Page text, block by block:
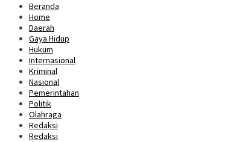
Beranda
Home
Daerah
Gaya Hidup
Hukum
Internasional
Kriminal
Nasional
Pemerintahan
Politik
Olahraga
Redaksi
Redaksi